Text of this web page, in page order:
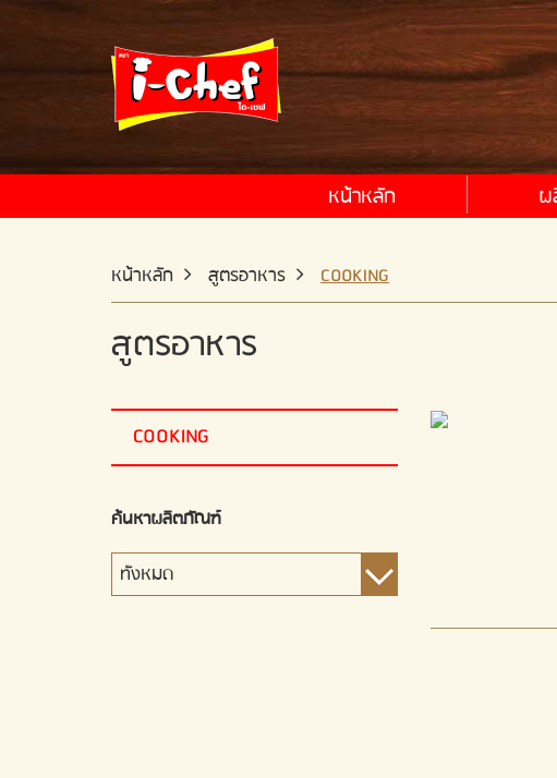
หน้าหลัก
หน้าหลัก สูตรอาหาร COOKING
สูตรอาหาร
COOKING
ค้นหาผลิตภัณฑ์